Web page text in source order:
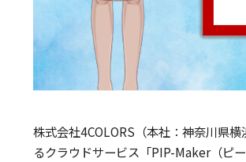
株式会社4COLORS（本社：神奈川県
るクラウドサービス「PIP-Maker（ピ